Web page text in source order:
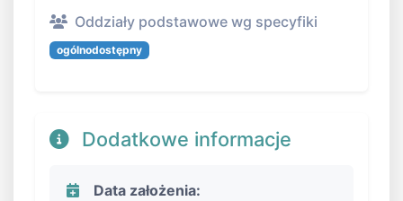
Oddziały podstawowe wg specyfiki
ogólnodostępny
Dodatkowe informacje
Data założenia: